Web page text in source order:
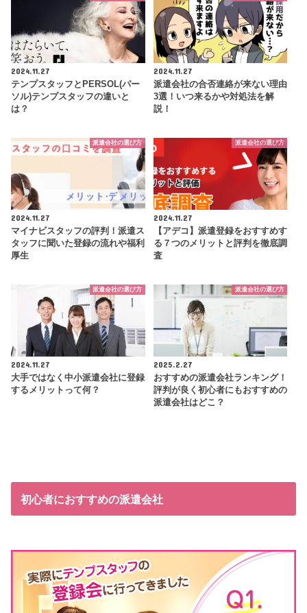
2024.11.27
テンプスタッフとPERSOL(パー
ソル)テンプスタッフの違いと
は？
2024.11.27
派遣会社の合否連絡が来ない理由
3選！いつ来るかや対処法を解
説！
派遣会社の選び方
2024.11.27
マイナビスタッフの評判！派遣ス
タッフに聞いた登録の流れや福利
厚生
派遣会社の選び方
2024.11.27
【アデコ】派遣登録をおすすめす
る７つのメリットと評判を徹底調
査
派遣会社の選び方
2024.11.27
大手ではなく中小派遣会社に登録
するメリットって何？
派遣会社の選び方
2025.2.27
おすすめの派遣会社ランキング！
評判が良く初心者にもおすすめの
派遣会社はどこ？
初心者におすすめの派遣会社